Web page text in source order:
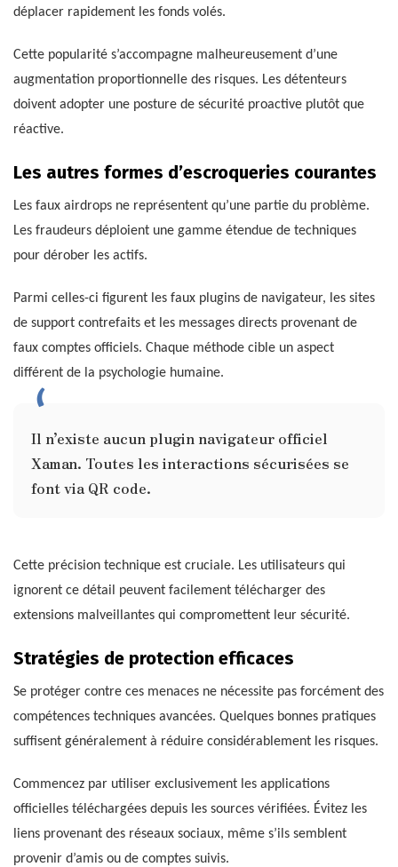
déplacer rapidement les fonds volés.
Cette popularité s’accompagne malheureusement d’une
augmentation proportionnelle des risques. Les détenteurs
doivent adopter une posture de sécurité proactive plutôt que
réactive.
Les autres formes d’escroqueries courantes
Les faux airdrops ne représentent qu’une partie du problème.
Les fraudeurs déploient une gamme étendue de techniques
pour dérober les actifs.
Parmi celles-ci figurent les faux plugins de navigateur, les sites
de support contrefaits et les messages directs provenant de
faux comptes officiels. Chaque méthode cible un aspect
différent de la psychologie humaine.
Il n’existe aucun plugin navigateur officiel
Xaman. Toutes les interactions sécurisées se
font via QR code.
Cette précision technique est cruciale. Les utilisateurs qui
ignorent ce détail peuvent facilement télécharger des
extensions malveillantes qui compromettent leur sécurité.
Stratégies de protection efficaces
Se protéger contre ces menaces ne nécessite pas forcément des
compétences techniques avancées. Quelques bonnes pratiques
suffisent généralement à réduire considérablement les risques.
Commencez par utiliser exclusivement les applications
officielles téléchargées depuis les sources vérifiées. Évitez les
liens provenant des réseaux sociaux, même s’ils semblent
provenir d’amis ou de comptes suivis.